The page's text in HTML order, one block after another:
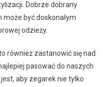
Dobrze dobrany
być doskonałym
odzieży.
również zastanowić się nad
pasować do naszych
aby zegarek nie tylko